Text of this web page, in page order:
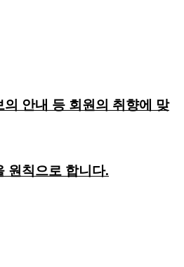
안내 등 회원의 취향에 맞
원칙으로 합니다.